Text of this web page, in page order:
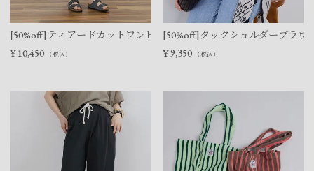
[50%off]ティアードカットワンピース
¥ 10,450 （税込）
[50%off]タックショルダーブラウ
¥9,350 （税込）